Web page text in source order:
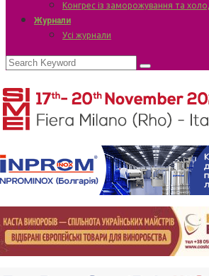
Конгрес із заморожування та
Журнали
Усі журнали